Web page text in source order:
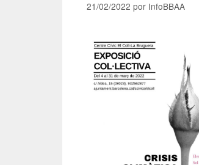
21/02/2022 por InfoBBAA